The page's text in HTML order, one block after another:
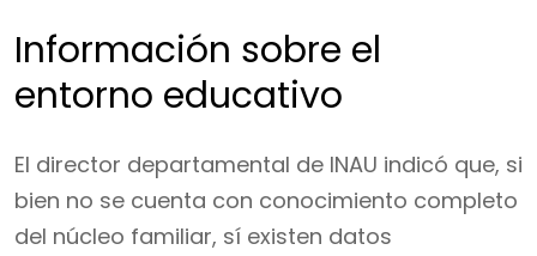
Información sobre el
entorno educativo
El director departamental de INAU indicó que, si
bien no se cuenta con conocimiento completo
del núcleo familiar, sí existen datos